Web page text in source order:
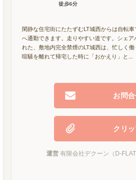
徒歩6分
閑静な住宅街にたたずむLT城西からは自転
へ通勤できます。走りやすい道です。シェ
れた、敷地内完全禁煙のLT城西は、忙しく
喧騒を離れて帰宅した時に「おかえり」と...
お問
クリ
運営 有限会社デクーン（D-FLAT